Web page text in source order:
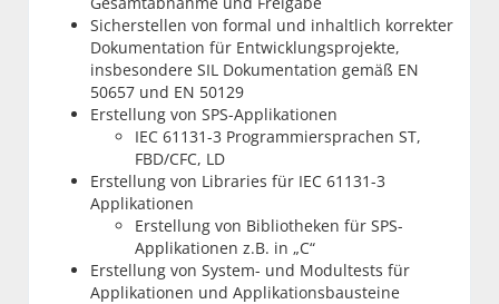
Sicherstellen von formal und inhaltlich korrekter
Dokumentation für Entwicklungsprojekte,
insbesondere SIL Dokumentation gemäß EN
50657 und EN 50129
Erstellung von SPS-Applikationen
IEC 61131-3 Programmiersprachen ST,
FBD/CFC, LD
Erstellung von Libraries für IEC 61131-3
Applikationen
Erstellung von Bibliotheken für SPS-
Applikationen z.B. in „C“
Erstellung von System- und Modultests für
Applikationen und Applikationsbausteine